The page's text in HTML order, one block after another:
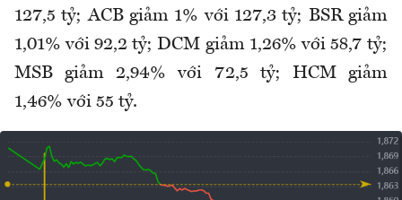
127,5 tỷ; ACB giảm 1% với 127,3 tỷ; BSR giảm
1,01% với 92,2 tỷ; DCM giảm 1,26% với 58,7 tỷ;
MSB giảm 2,94% với 72,5 tỷ; HCM giảm
1,46% với 55 tỷ.